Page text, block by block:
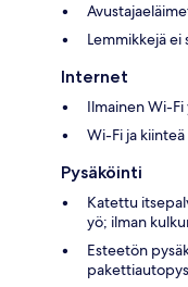
Lemmikkejä ei
Internet
Ilmainen Wi-Fi
Wi-Fi ja
Pysäköinti
Katettu
yö; ilman
Esteetön